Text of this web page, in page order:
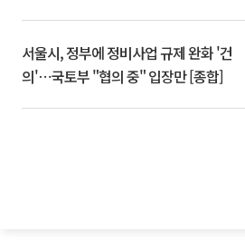
서울시, 정부에 정비사업 규제 완화 '건
의'⋯국토부 "협의 중" 입장만 [종합]